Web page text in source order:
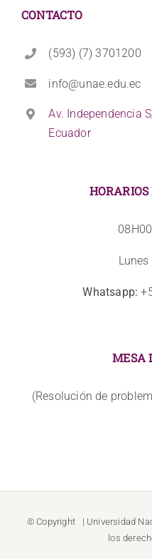
CONTACTO
(593) (7) 3701200
info@unae.edu.ec
Av. Independencia
Ecuador
Whatsapp:
MESA
(Resolución de
© Copyright | Universidad
los